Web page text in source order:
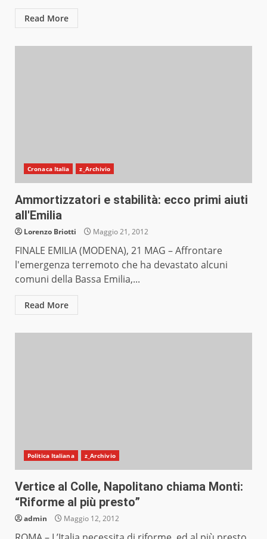
Read More
Cronaca Italia z_Archivio
Ammortizzatori e stabilità: ecco primi aiuti
all'Emilia
Lorenzo Briotti Maggio 21, 2012
FINALE EMILIA (MODENA), 21 MAG – Affrontare
l'emergenza terremoto che ha devastato alcuni
comuni della Bassa Emilia,...
Read More
Politica Italiana z_Archivio
Vertice al Colle, Napolitano chiama Monti:
“Riforme al più presto”
admin Maggio 12, 2012